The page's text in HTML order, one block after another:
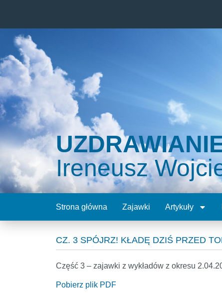
Ireneusz
Strona główna Zajawki Artykuły
CZ. 3 SPÓJRZ! KŁADĘ DZIŚ PRZED
Część 3 – zajawki z wykładów z okresu
Pobierz plik PDF